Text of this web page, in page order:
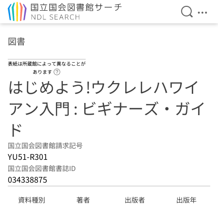
検索を
メ
図書
表紙は所蔵館によって異なることが
あります
はじめよう!ウクレレハワイ
アン入門 : ビギナーズ・ガイ
ド
国立国会図書館請求記号
YU51-R301
国立国会図書館書誌ID
034338875
資料種別 著者 出版者 出版年